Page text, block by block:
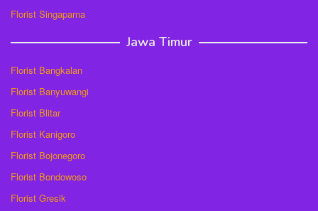
Florist Singaparna
Jawa Timur
Florist Bangkalan
Florist Banyuwangi
Florist Blitar
Florist Kanigoro
Florist Bojonegoro
Florist Bondowoso
Florist Gresik